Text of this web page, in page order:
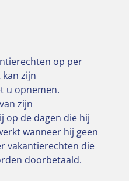
op per
zijn
u opnemen.
zijn
op de dagen die hij
wanneer hij geen
vakantierechten die
doorbetaald.